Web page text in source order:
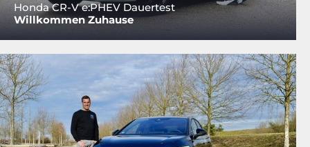
Honda CR-V e:PHEV Dauertest
Willkommen Zuhause